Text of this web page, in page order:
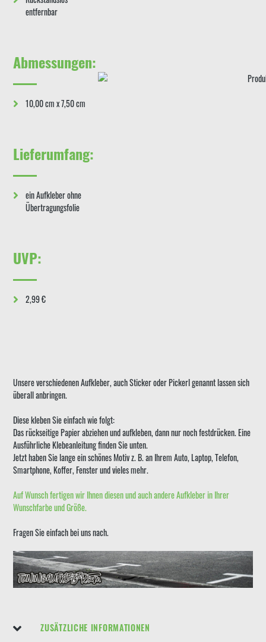
entfernbar
Abmessungen:
10,00 cm x 7,50 cm
Lieferumfang:
ein Aufkleber ohne
Übertragungsfolie
UVP:
2,99 €
Unsere verschiedenen Aufkleber, auch Sticker oder Pickerl genannt lassen sich
überall anbringen.
Diese kleben Sie einfach wie folgt:
Das rückseitige Papier abziehen und aufkleben, dann nur noch festdrücken. Eine
Ausführliche Klebeanleitung finden Sie unten.
Jetzt haben Sie lange ein schönes Motiv z. B. an Ihrem Auto, Laptop, Telefon,
Smartphone, Koffer, Fenster und vieles mehr.
Auf Wunsch fertigen wir Ihnen diesen und auch andere Aufkleber in Ihrer
Wunschfarbe und Größe.
Fragen Sie einfach bei uns nach.
ZUSÄTZLICHE INFORMATIONEN